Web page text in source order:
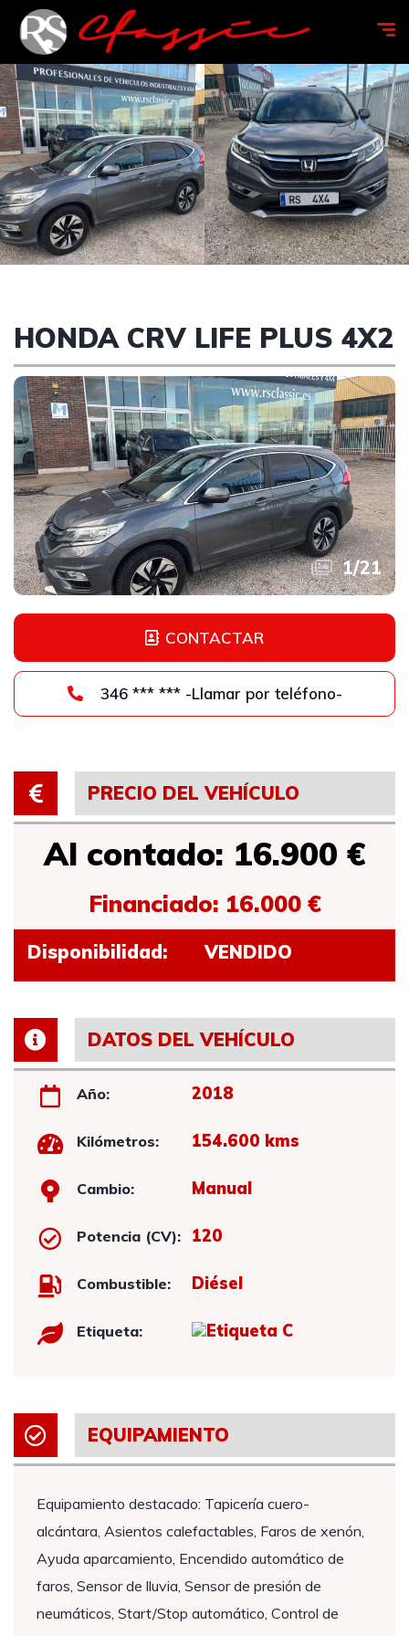
HONDA CRV LIFE PLUS 4X2
1/21
CONTACTAR
346 *** *** -Llamar por teléfono-
PRECIO DEL VEHÍCULO
Al contado: 16.900 €
Financiado: 16.000 €
Disponibilidad: VENDIDO
DATOS DEL VEHÍCULO
Año: 2018
Kilómetros: 154.600 kms
Cambio: Manual
Potencia (CV): 120
Combustible: Diésel
Etiqueta:
EQUIPAMIENTO
Equipamiento destacado: Tapicería cuero-
alcántara, Asientos calefactables, Faros de xenón,
Ayuda aparcamiento, Encendido automático de
faros, Sensor de lluvia, Sensor de presión de
neumáticos, Start/Stop automático, Control de